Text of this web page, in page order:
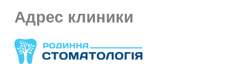
Адрес клиники